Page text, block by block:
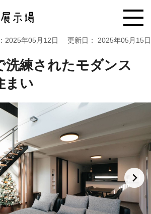
2025年05月12日 更新日： 2025年05月15日
洗練されたモダンス
まい